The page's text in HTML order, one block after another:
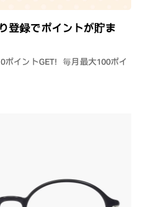
登録でポイントが貯ま
ポイントGET！毎月最大100ポイ